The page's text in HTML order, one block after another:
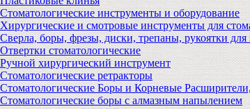
Стоматологические инструменты и оборудование
Хирургические и смотровые инструменты для
Сверла, боры, фрезы, диски, трепаны, рукоятки
Отвертки стоматологические
Ручной хирургический инструмент
Стоматологические ретракторы
Стоматологические Боры и Корневые
Стоматологические боры с алмазным напылением